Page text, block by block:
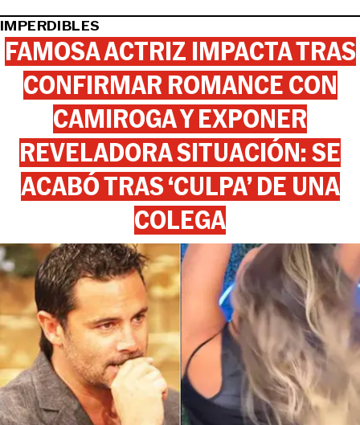
IMPERDIBLES
FAMOSA ACTRIZ IMPACTA TRAS
CONFIRMAR ROMANCE CON
CAMIROGA Y EXPONER
REVELADORA SITUACIÓN: SE
ACABÓ TRAS ‘CULPA’ DE UNA
COLEGA